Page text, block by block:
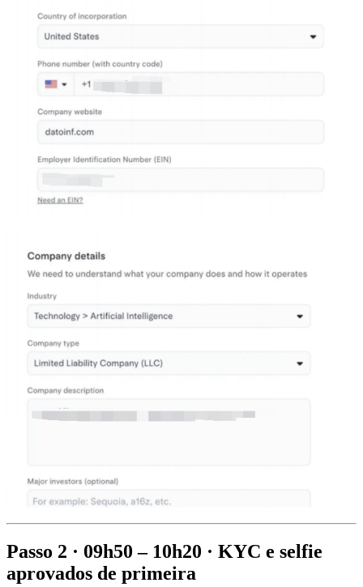
Passo 2 · 09h50 – 10h20 · KYC e selfie
aprovados de primeira